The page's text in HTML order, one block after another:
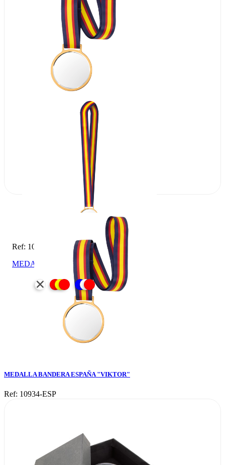
Ref: 10934-ESP
MEDALLA BANDERA ESPAÑA "VIKTOR"
MEDALLA BANDERA ESPAÑA "VIKTOR"
Ref: 10934-ESP